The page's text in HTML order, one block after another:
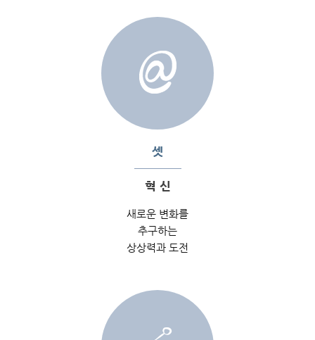
셋
혁 신
새로운 변화를
추구하는
상상력과 도전